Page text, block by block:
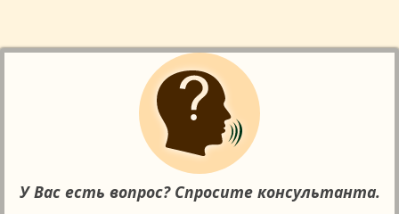
У Вас есть вопрос? Спросите консультанта.